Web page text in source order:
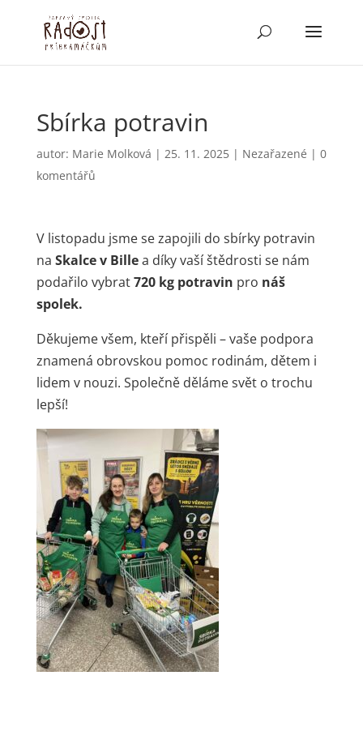
Sbírka potravin
autor: Marie Molková | 25. 11. 2025| Nezařazené | 0
komentářů
V listopadu jsme se zapojili do sbírky potravin
na Skalce v Billea díky vaší štědrosti se nám
podařilo vybrat720 kg potravin pro náš
spolek.
Děkujeme všem, kteří přispěli – vaše podpora
znamená obrovskou pomoc rodinám, dětem i
lidem v nouzi. Společně děláme svět o trochu
lepší!